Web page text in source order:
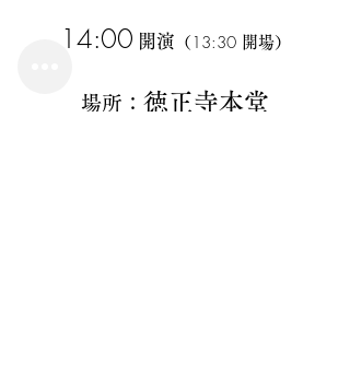
​14:00 開演 （ 13:30 開場）
場所： 徳正寺本堂